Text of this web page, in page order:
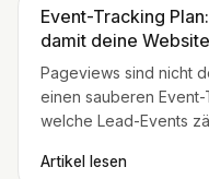
Event-Tracking
damit deine
Pageviews sind nicht
einen sauberen
welche Lead-Events
Maßnahmen ableitest.
Artikel lesen